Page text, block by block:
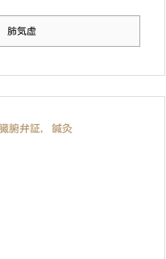
肺気虚
臓腑弁証, 鍼灸